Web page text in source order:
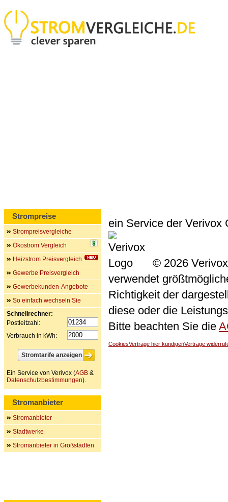
ein Service der Verivox
© 2026
verwendet
Richtigkeit der
diese oder die
Bitte beachten Sie die
CookiesVerträge hier kündigenVerträge
Strompreise
Strompreisvergleiche
Ökostrom Vergleich
Heizstrom Preisvergleich
Gewerbe Preisvergleich
Gewerbekunden-Angebote
So einfach wechseln Sie
Schnellrechner:
Postleitzahl:
Verbrauch in kWh:
Ein Service von Verivox (AGB &
Datenschutzbestimmungen).
Stromanbieter
Stromanbieter
Stadtwerke
Stromanbieter in Großstädten